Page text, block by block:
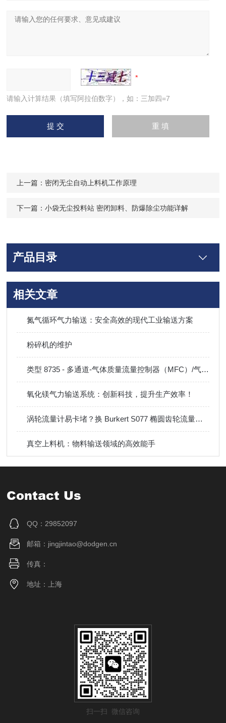
请输入计算结果（填写阿拉伯数字），如：三加四=7
上一篇： 密闭无尘自动上料机工作原理
下一篇：小袋无尘投料站 密闭卸料、防爆除尘功能详解
产品目录
相关文章
氮气循环气力输送：安全高效的现代工业输送方案
粉碎机的维护
类型 8735 - 多通道-气体质量流量控制器（MFC）/气体质量流量计（MFM）
氧化镁气力输送系统：创新科技，提升生产效率！
涡轮流量计易卡堵？换 Burkert S077 椭圆齿轮流量计，高粘介质不堵转
真空上料机：物料输送领域的高效能手
Contact Us
QQ：29852097
邮箱：jingjintao@dodgen.cn
传真：
地址：上海
扫一扫 微信咨询